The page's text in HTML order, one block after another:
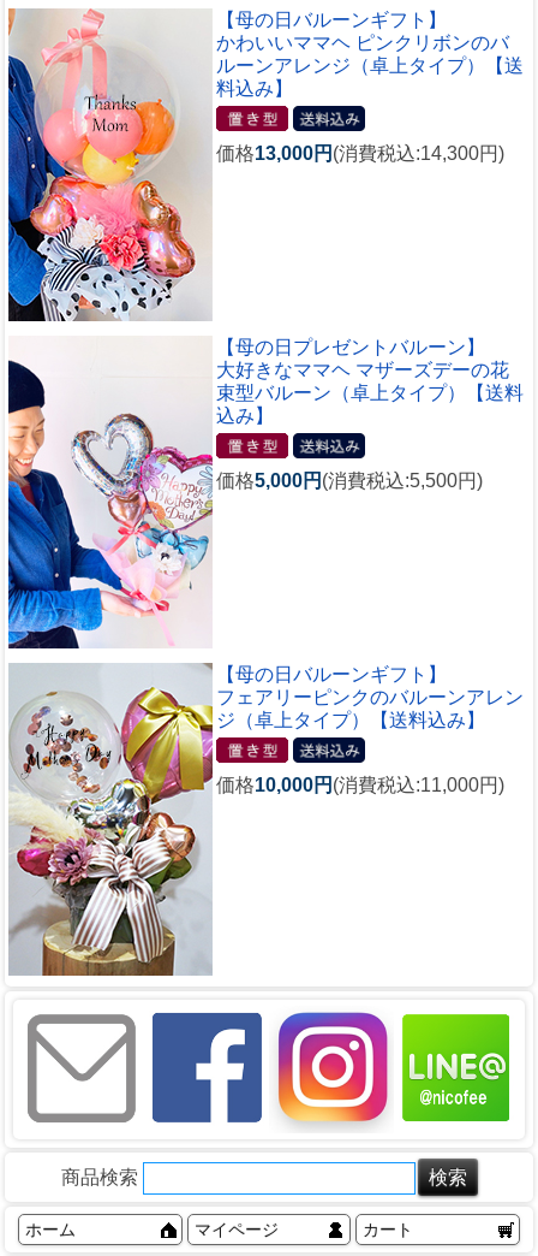
【母の日バルーンギフト】
かわいいママヘ ピンクリボンのバ
ルーンアレンジ（卓上タイプ）【送
料込み】
価格13,000円 (消費税込:14,300円)
【母の日プレゼントバルーン】
大好きなママヘ マザーズデーの花
束型バルーン（卓上タイプ）【送料
込み】
価格5,000円 (消費税込:5,500円)
【母の日バルーンギフト】
フェアリーピンクのバルーンアレン
ジ（卓上タイプ）【送料込み】
価格10,000円 (消費税込:11,000円)
商品検索
ホーム マイページ カート